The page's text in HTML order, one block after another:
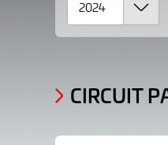
CIRCUIT